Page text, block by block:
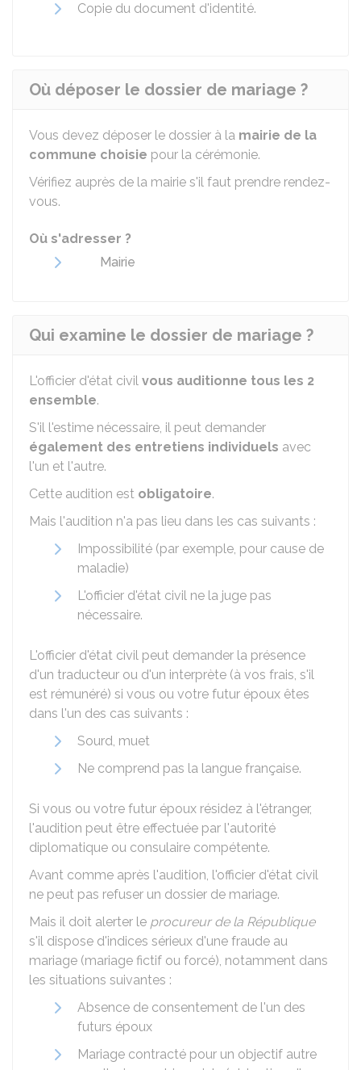
Copie du document d'identité.
Où déposer le dossier de mariage ?
Vous devez déposer le dossier à la mairie de la
commune choisie pour la cérémonie.
Vérifiez auprès de la mairie s'il faut prendre rendez-
vous.
Où s'adresser ?
Mairie
Qui examine le dossier de mariage ?
L'officier d'état civil vous auditionne tous les 2
ensemble.
S'il l'estime nécessaire, il peut demander
également des entretiens individuels avec
l'un et l'autre.
Cette audition est obligatoire.
Mais l'audition n'a pas lieu dans les cas suivants :
Impossibilité (par exemple, pour cause de
maladie)
L'officier d'état civil ne la juge pas
nécessaire.
L'officier d'état civil peut demander la présence
d'un traducteur ou d'un interprète (à vos frais, s'il
est rémunéré) si vous ou votre futur époux êtes
dans l'un des cas suivants :
Sourd, muet
Ne comprend pas la langue française.
Si vous ou votre futur époux résidez à l'étranger,
l'audition peut être effectuée par l'autorité
diplomatique ou consulaire compétente.
Avant comme après l'audition, l'officier d'état civil
ne peut pas refuser un dossier de mariage.
Mais il doit alerter le procureur de la République
s'il dispose d'indices sérieux d'une fraude au
mariage (mariage fictif ou forcé), notamment dans
les situations suivantes :
Absence de consentement de l'un des
futurs époux
Mariage contracté pour un objectif autre